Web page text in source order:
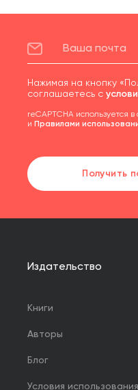
Нажимая на кнопку
соглашаетесь с
reCAPTCHA используется в
и Правилами
Получить
Издательство
Книги
Авторы
Блог
Условия использования